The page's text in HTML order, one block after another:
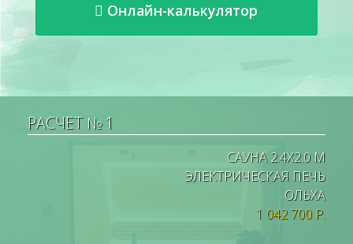
Онлайн-калькулятор
РАСЧЕТ № 1
САУНА 2.4X2.0 М
ЭЛЕКТРИЧЕСКАЯ ПЕЧЬ
ОЛЬХА
1 042 700 Р.